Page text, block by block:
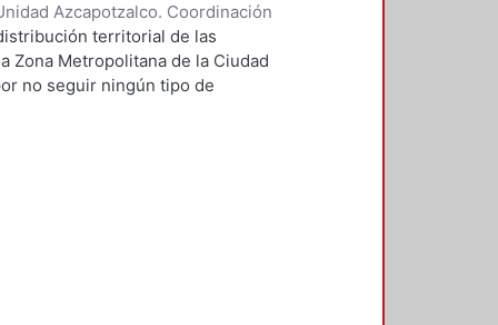
Azcapotzalco. Coordinación
Heidi Valeria
territorial de las
Zona Metropolitana de la Ciudad
no seguir ningún tipo de